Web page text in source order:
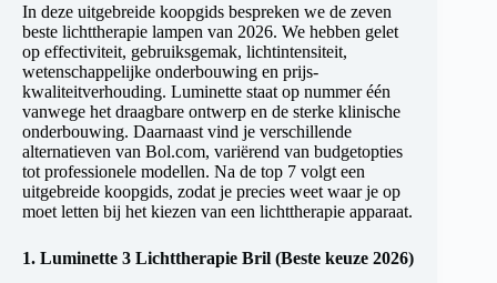
In deze uitgebreide koopgids bespreken we de zeven
beste lichttherapie lampen van 2026. We hebben gelet
op effectiviteit, gebruiksgemak, lichtintensiteit,
wetenschappelijke onderbouwing en prijs-
kwaliteitverhouding. Luminette staat op nummer één
vanwege het draagbare ontwerp en de sterke klinische
onderbouwing. Daarnaast vind je verschillende
alternatieven van Bol.com, variërend van budgetopties
tot professionele modellen. Na de top 7 volgt een
uitgebreide koopgids, zodat je precies weet waar je op
moet letten bij het kiezen van een lichttherapie apparaat.
1. Luminette 3 Lichttherapie Bril (Beste keuze 2026)